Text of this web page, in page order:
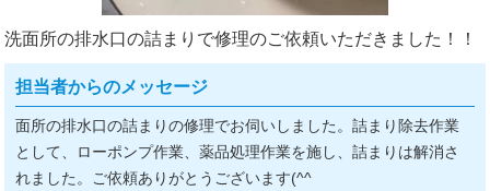
洗面所の排水口の詰まりで修理のご依頼いただきました！！
担当者からのメッセージ
面所の排水口の詰まりの修理でお伺いしました。詰まり除去作業
として、ローポンプ作業、薬品処理作業を施し、詰まりは解消さ
れました。ご依頼ありがとうございます(^^ゞ